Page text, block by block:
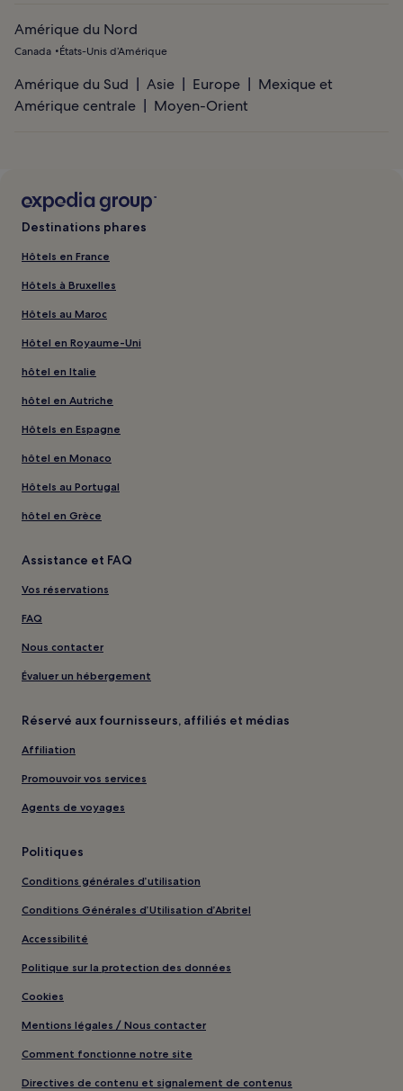
Amérique du Nord
Canada États-Unis d’Amérique
Amérique du Sud Asie Europe
Mexique et
Amérique centrale
Moyen-Orient
Destinations phares
Hôtels en France
Hôtels à Bruxelles
Hôtels au Maroc
Hôtel en Royaume-Uni
hôtel en Italie
hôtel en Autriche
Hôtels en Espagne
hôtel en Monaco
Hôtels au Portugal
hôtel en Grèce
Assistance et FAQ
Vos réservations
FAQ
Nous contacter
Évaluer un hébergement
Réservé aux fournisseurs, affiliés et médias
Affiliation
Promouvoir vos services
Agents de voyages
Politiques
Conditions générales d’utilisation
Conditions Générales d’Utilisation d’Abritel
Accessibilité
Politique sur la protection des données
Cookies
Mentions légales / Nous contacter
Comment fonctionne notre site
Directives de contenu et signalement de contenus